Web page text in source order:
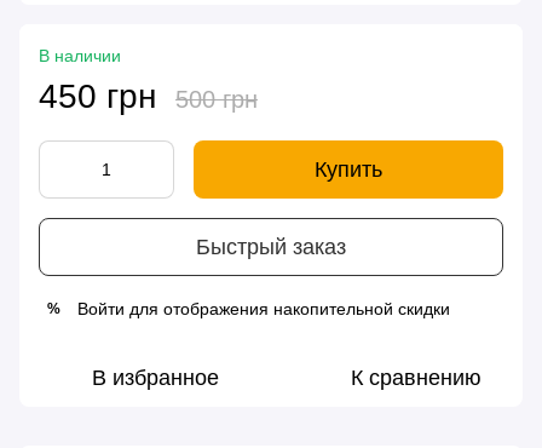
В наличии
450 грн 500 грн
Купить
Быстрый заказ
% Войти для отображения накопительной скидки
В избранное К сравнению